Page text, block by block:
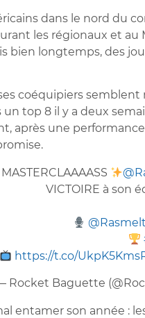
dans le nord du
les régionaux et
bien longtemps, des
coéquipiers
un top 8 il y a deux
après une
MASTERCLAAAASS
VICTOIRE à son
https://t.co/
Rocket Baguette
entamer son année :